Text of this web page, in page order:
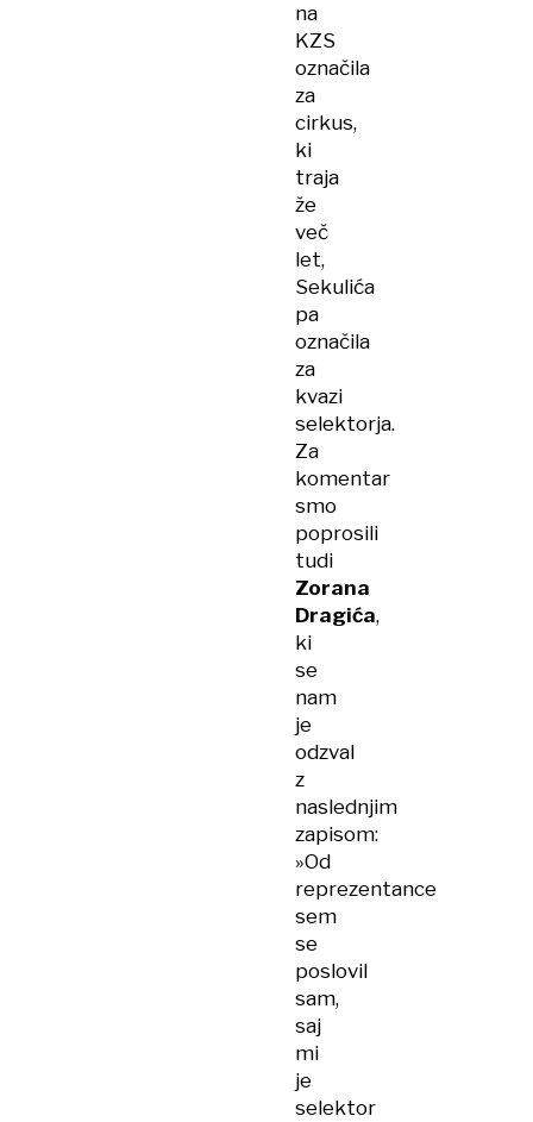
na
KZS
označila
za
cirkus,
ki
traja
že
več
let,
Sekulića
pa
označila
za
kvazi
selektorja.
Za
komentar
smo
poprosili
tudi
Zorana
Dragića,
ki
se
nam
je
odzval
z
naslednjim
zapisom:
»Od
reprezentance
sem
se
poslovil
sam,
saj
mi
je
selektor